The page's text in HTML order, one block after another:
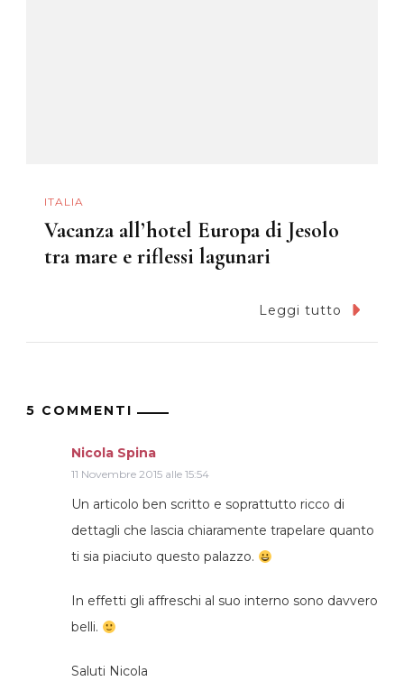
ITALIA
Vacanza all’hotel Europa di Jesolo
tra mare e riflessi lagunari
Leggi tutto
5 COMMENTI
Nicola Spina
11 Novembre 2015 alle 15:54
Un articolo ben scritto e soprattutto ricco di
dettagli che lascia chiaramente trapelare quanto
ti sia piaciuto questo palazzo.
In effetti gli affreschi al suo interno sono davvero
belli.
Saluti Nicola